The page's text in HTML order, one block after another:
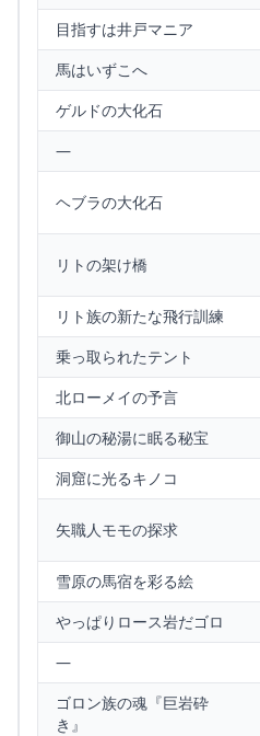
目指すは井戸マニア
馬はいずこへ
ゲルドの大化石
—
ヘブラの大化石
リトの架け橋
リト族の新たな飛行訓練
乗っ取られたテント
北ローメイの予言
御山の秘湯に眠る秘宝
洞窟に光るキノコ
矢職人モモの探求
雪原の馬宿を彩る絵
やっぱりロース岩だゴロ
—
ゴロン族の魂『巨岩砕
き』